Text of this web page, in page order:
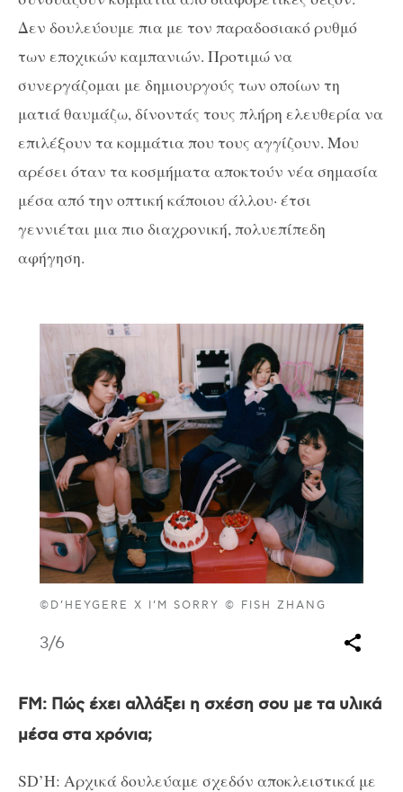
Δεν δουλεύουμε πια με τον παραδοσιακό ρυθμό
των εποχικών καμπανιών. Προτιμώ να
συνεργάζομαι με δημιουργούς των οποίων τη
ματιά θαυμάζω, δίνοντάς τους πλήρη ελευθερία να
επιλέξουν τα κομμάτια που τους αγγίζουν. Μου
αρέσει όταν τα κοσμήματα αποκτούν νέα σημασία
μέσα από την οπτική κάποιου άλλου· έτσι
γεννιέται μια πιο διαχρονική, πολυεπίπεδη
αφήγηση.
©D’HEYGERE X I’M SORRY © FISH ZHANG
3/6
FM: Πώς έχει αλλάξει η σχέση σου με τα υλικά
μέσα στα χρόνια;
SD’H: Αρχικά δουλεύαμε σχεδόν αποκλειστικά με